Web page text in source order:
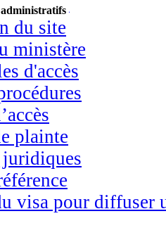
administratifs
du site
ministère
d'accès
plainte
juridiques
visa pour diffuser